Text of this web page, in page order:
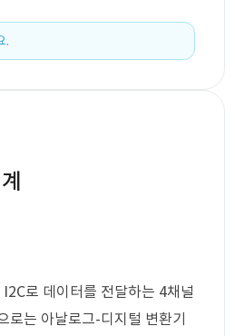
.
로 데이터를 전달하는 4채널
로는 아날로그-디지털 변환기